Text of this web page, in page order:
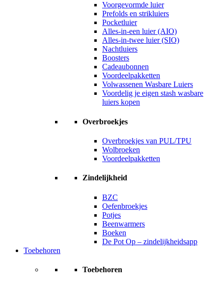
Voorgevormde luier
Prefolds en strikluiers
Pocketluier
Alles-in-een luier (AIO)
Alles-in-twee luier (SIO)
Nachtluiers
Boosters
Cadeaubonnen
Voordeelpakketten
Volwassenen Wasbare Luiers
Voordelig je eigen stash wasbare
luiers kopen
Overbroekjes
Overbroekjes van PUL/TPU
Wolbroeken
Voordeelpakketten
Zindelijkheid
BZC
Oefenbroekjes
Potjes
Beenwarmers
Boeken
De Pot Op – zindelijkheidsapp
Toebehoren
Toebehoren